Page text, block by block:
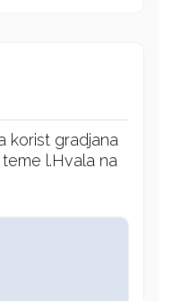
korist gradjana
l.Hvala na